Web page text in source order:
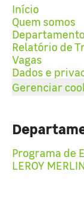
Início
Quem somos
Relatório de
Vagas
Dados e
Gerenciar
Programa de
LEROY